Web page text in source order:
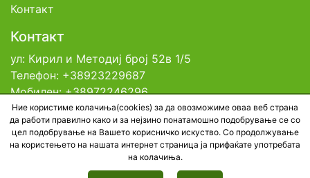
Контакт
Контакт
ул: Кирил и Методиј број 52в 1/5
Телефон: +38923229687
Мобилен: +38972246296
Емаил: contact@tfsm.mk
© 2026 Тениска Федерација на Северна
Македонија. All rights reserved. Developed by
Ние користиме колачиња(cookies) за да овозможиме оваа веб страна
да работи правилно како и за нејзино понатамошно подобрување се со
цел подобрување на Вашето корисничко искуство. Со продолжување
на користењето на нашата интернет страница ја прифаќате употребата
на колачиња.